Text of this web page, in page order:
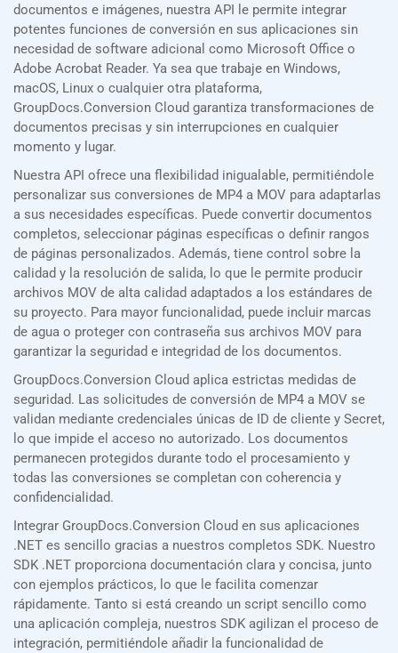
documentos e imágenes, nuestra API le permite integrar
potentes funciones de conversión en sus aplicaciones sin
necesidad de software adicional como Microsoft Office o
Adobe Acrobat Reader. Ya sea que trabaje en Windows,
macOS, Linux o cualquier otra plataforma,
GroupDocs.Conversion Cloud garantiza transformaciones de
documentos precisas y sin interrupciones en cualquier
momento y lugar.
Nuestra API ofrece una flexibilidad inigualable, permitiéndole
personalizar sus conversiones de MP4 a MOV para adaptarlas
a sus necesidades específicas. Puede convertir documentos
completos, seleccionar páginas específicas o definir rangos
de páginas personalizados. Además, tiene control sobre la
calidad y la resolución de salida, lo que le permite producir
archivos MOV de alta calidad adaptados a los estándares de
su proyecto. Para mayor funcionalidad, puede incluir marcas
de agua o proteger con contraseña sus archivos MOV para
garantizar la seguridad e integridad de los documentos.
GroupDocs.Conversion Cloud aplica estrictas medidas de
seguridad. Las solicitudes de conversión de MP4 a MOV se
validan mediante credenciales únicas de ID de cliente y Secret,
lo que impide el acceso no autorizado. Los documentos
permanecen protegidos durante todo el procesamiento y
todas las conversiones se completan con coherencia y
confidencialidad.
Integrar GroupDocs.Conversion Cloud en sus aplicaciones
.NET es sencillo gracias a nuestros completos SDK. Nuestro
SDK .NET proporciona documentación clara y concisa, junto
con ejemplos prácticos, lo que le facilita comenzar
rápidamente. Tanto si está creando un script sencillo como
una aplicación compleja, nuestros SDK agilizan el proceso de
integración, permitiéndole añadir la funcionalidad de